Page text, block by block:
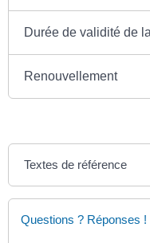
Durée de validité de
Renouvellement
Textes de référence
Questions ? Réponses !